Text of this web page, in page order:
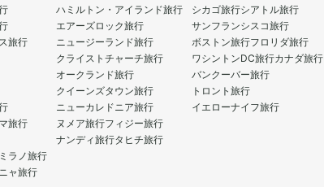
旅行
旅行
ミラノ旅行
ャ旅行
ハミルトン・アイランド旅行
エアーズロック旅行
ニュージーランド旅行
クライストチャーチ旅行
オークランド旅行
クイーンズタウン旅行
ニューカレドニア旅行
ヌメア旅行フィジー旅行
ナンディ旅行タヒチ旅行
シカゴ旅行シアトル旅行
サンフランシスコ旅行
ボストン旅行フロリダ旅行
ワシントンDC旅行カナダ旅行
バンクーバー旅行
トロント旅行
イエローナイフ旅行